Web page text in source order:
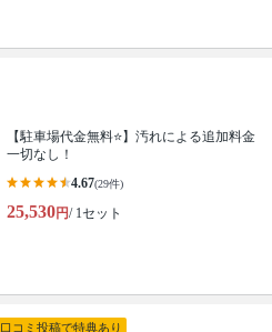
【駐車場代金無料⭐️】汚れによる追加料金
一切なし！
4.67(29件)
25,530円/ 1セット
口コミ投稿で特典あり